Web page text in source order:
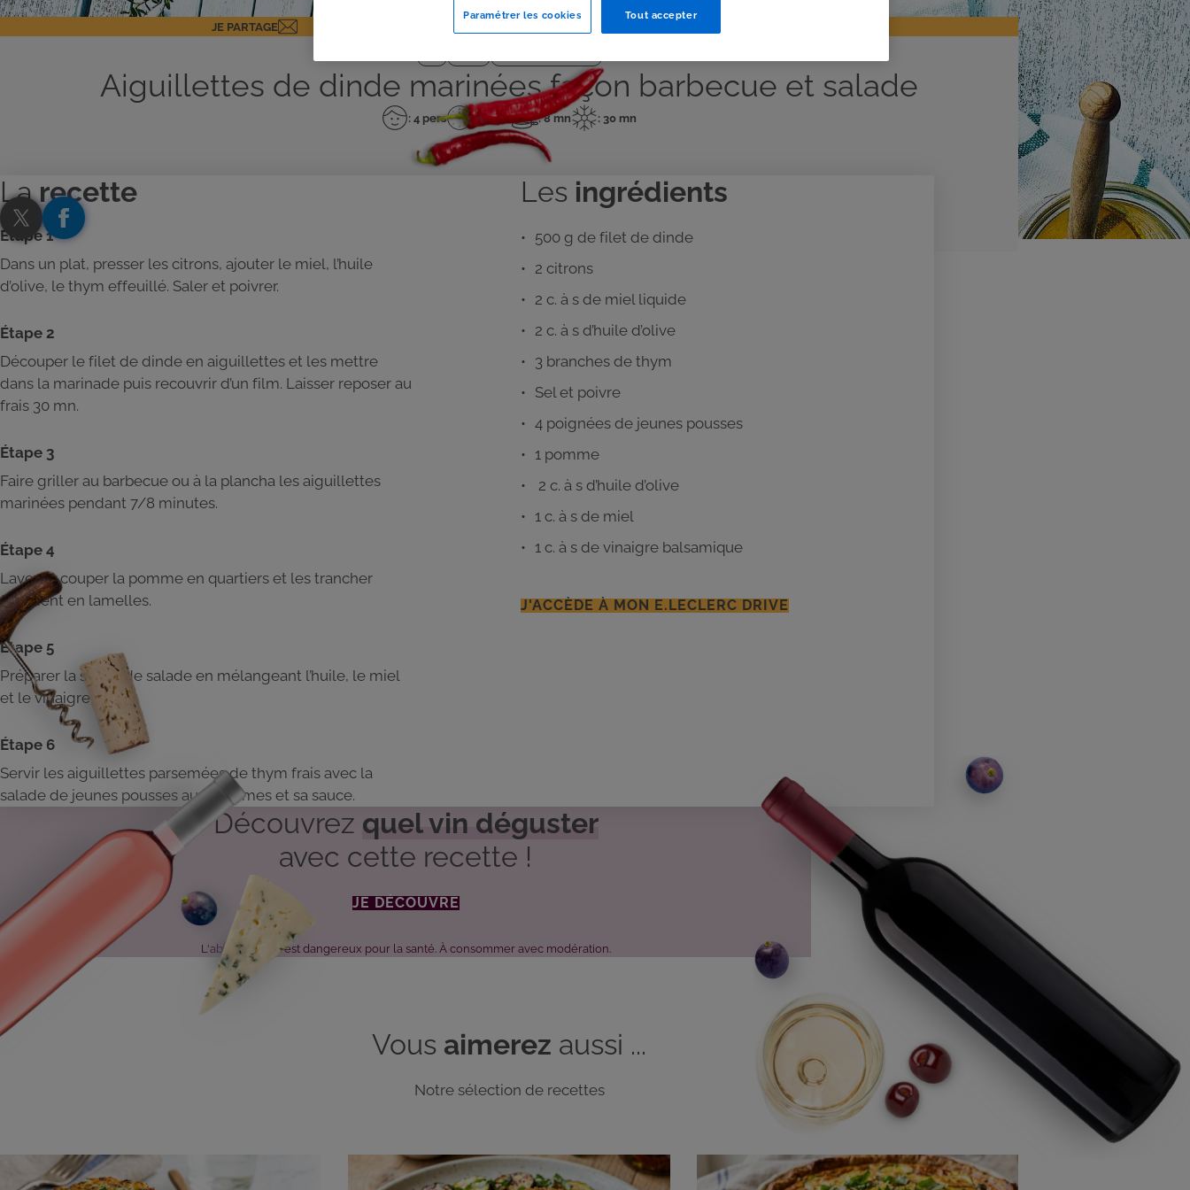
JE PARTAGE
Aiguillettes de dinde marinées façon barbecue et salade
Nombre
personnes
: 4 pers
Temps
de
préparation
: 20 mn
Temps
de
cuisson
: 8 mn
Temps
: 30 mn
Larecette
Étape 1
Dans un plat, presser les citrons, ajouter le miel, l’huile
d’olive, le thym effeuillé. Saler et poivrer.
Étape 2
Découper le filet de dinde en aiguillettes et les mettre
dans la marinade puis recouvrir d’un film. Laisser reposer au
frais 30 mn.
Étape 3
Faire griller au barbecue ou à la plancha les aiguillettes
marinées pendant 7/8 minutes.
Étape 4
Laver et couper la pomme en quartiers et les trancher
finement en lamelles.
Étape 5
Préparer la sauce de salade en mélangeant l’huile, le miel
et le vinaigre.
Étape 6
Servir les aiguillettes parsemées de thym frais avec la
salade de jeunes pousses aux pommes et sa sauce.
Les ingrédients
500 g de filet de dinde
2 citrons
2 c. à s de miel liquide
2 c. à s d’huile d’olive
3 branches de thym
Sel et poivre
4 poignées de jeunes pousses
1 pomme
2 c. à s d’huile d’olive
1 c. à s de miel
1 c. à s de vinaigre balsamique
J'ACCÈDE À MON E.LECLERC DRIVE
Découvrez quel vin déguster
avec cette recette !
JE DÉCOUVRE
L'abus d'alcool est dangereux pour la santé. À consommer avec modération.
Vous aimerez aussi ...
Notre sélection de recettes
Tout accepter
Paramétrer les cookies